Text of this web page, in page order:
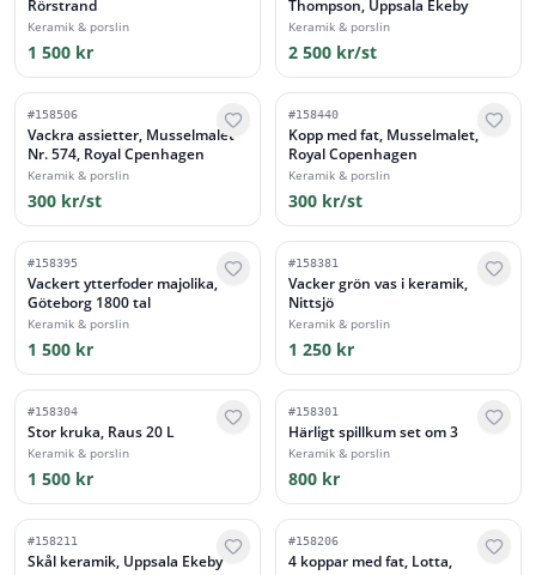
Rörstrand
Keramik & porslin
1 500 kr
Thompson, Uppsala Ekeby
Keramik & porslin
2 500 kr/st
#158506
Vackra assietter, Musselmalet
Nr. 574, Royal Cpenhagen
Keramik & porslin
300 kr/st
#158440
Kopp med fat, Musselmalet,
Royal Copenhagen
Keramik & porslin
300 kr/st
#158395
Vackert ytterfoder majolika,
Göteborg 1800 tal
Keramik & porslin
1 500 kr
#158381
Vacker grön vas i keramik,
Nittsjö
Keramik & porslin
1 250 kr
#158304
Stor kruka, Raus 20 L
Keramik & porslin
1 500 kr
#158301
Härligt spillkum set om 3
Keramik & porslin
800 kr
#158211
Skål keramik, Uppsala Ekeby
#158206
4 koppar med fat, Lotta,